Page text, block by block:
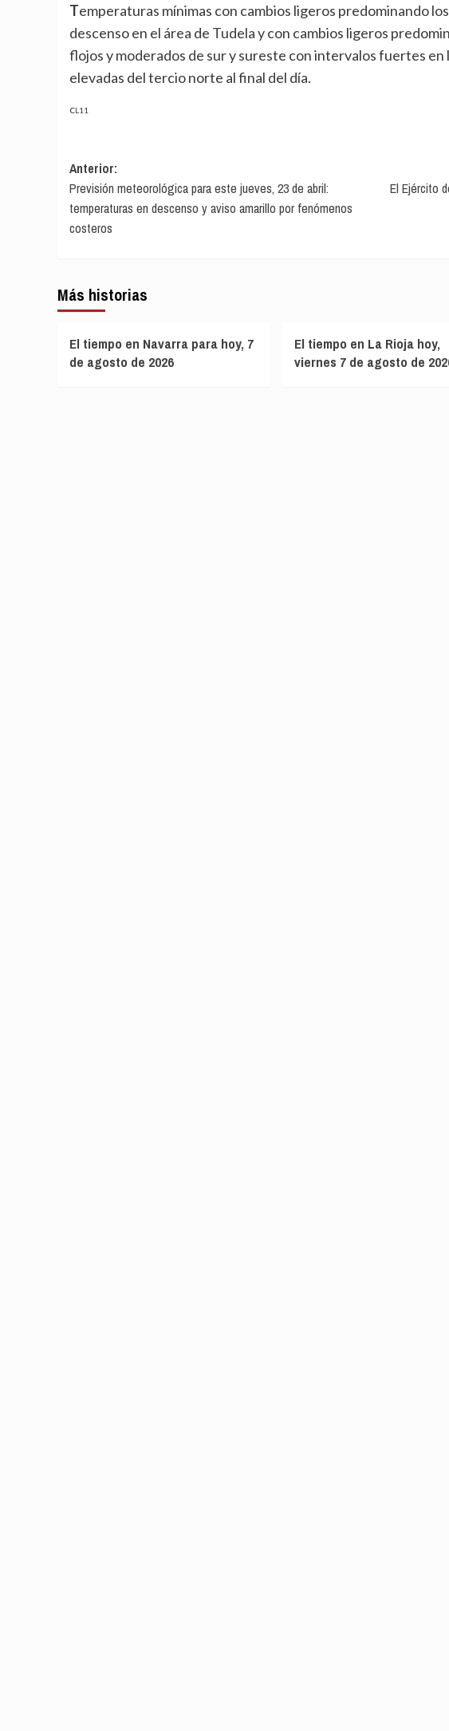
Temperaturas mínimas con cambios ligeros predominando los descensos. Temperaturas máximas en
descenso en el área de Tudela y con cambios ligeros
flojos y moderados de sur y sureste con intervalos fuertes
elevadas del tercio norte al final del día.
CL11
Navegación
de
entradas
Anterior:
Previsión meteorológica para este jueves, 23 de abril:
temperaturas en descenso y aviso amarillo por fenómenos
costeros
El Ejército
Más historias
El tiempo en Navarra para hoy, 7
de agosto de 2026
El tiempo en La Rioja hoy,
viernes 7 de agosto de